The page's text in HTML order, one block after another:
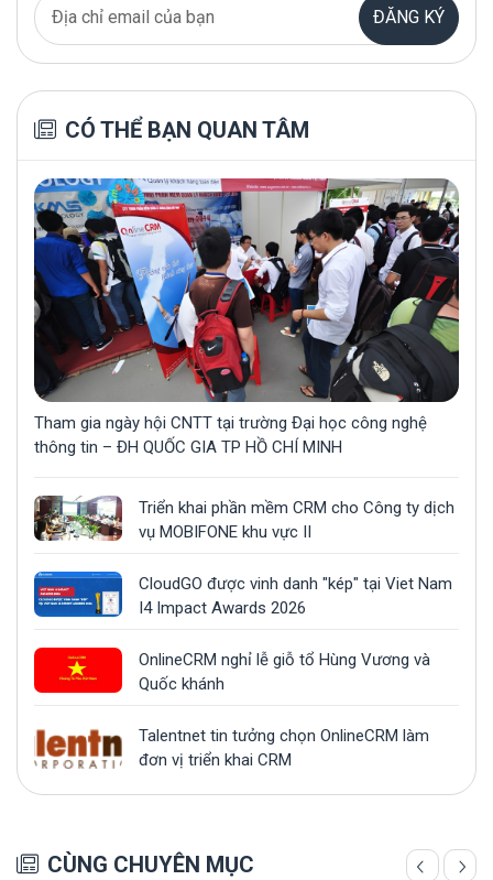
ĐĂNG KÝ
CÓ THỂ BẠN QUAN TÂM
Tham gia ngày hội CNTT tại trường Đại học công nghệ
thông tin – ĐH QUỐC GIA TP HỒ CHÍ MINH
Triển khai phần mềm CRM cho Công ty dịch
vụ MOBIFONE khu vực II
CloudGO được vinh danh "kép" tại Viet Nam
I4 Impact Awards 2026
OnlineCRM nghỉ lễ giỗ tổ Hùng Vương và
Quốc khánh
Talentnet tin tưởng chọn OnlineCRM làm
đơn vị triển khai CRM
CÙNG CHUYÊN MỤC